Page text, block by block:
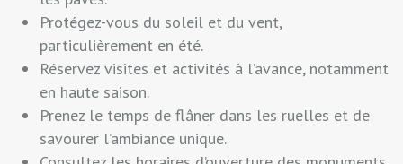
Protégez-vous du soleil et du vent,
particulièrement en été.
Réservez visites et activités à l’avance, notamment
en haute saison.
Prenez le temps de flâner dans les ruelles et de
savourer l’ambiance unique.